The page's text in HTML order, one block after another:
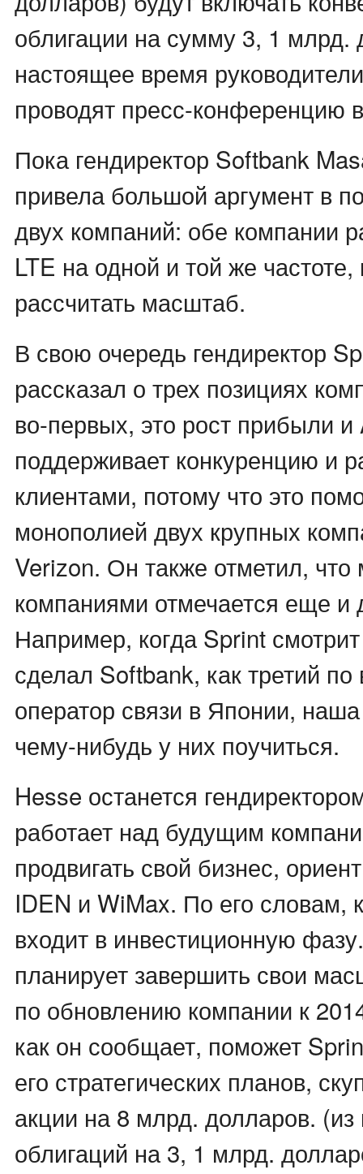
облигации на сумму 3, 1 млрд.
настоящее время
проводят пресс-конференцию
Пока гендиректор Softbank
привела большой аргумент в
двух компаний: обе компании
LTE на одной и той же частоте,
рассчитать масштаб.
В свою очередь гендиректор
рассказал о трех позициях
во-первых, это рост прибыли
поддерживает конкуренцию и
клиентами, потому что это
монополией двух крупных
Verizon. Он также отметил,
компаниями отмечается еще и
Например, когда Sprint
сделал Softbank, как третий по
оператор связи в Японии,
чему-нибудь у них поучиться.
Hesse останется
работает над будущим
продвигать свой бизнес,
IDEN и WiMax. По его словам,
входит в инвестиционную
планирует завершить свои
по обновлению компании к
как он сообщает, поможет
его стратегических планов,
акции на 8 млрд. долларов. (из
облигаций на 3, 1 млрд.